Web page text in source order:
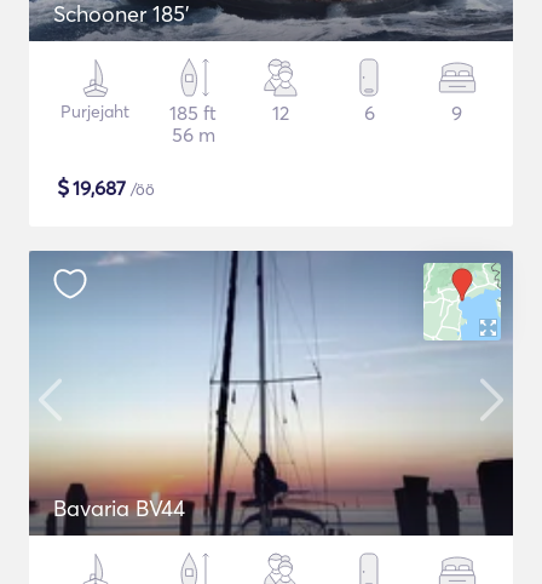
Schooner 185'
Purjejaht
185 ft
56 m
12 6 9
$19,687 /öö
Bavaria BV44